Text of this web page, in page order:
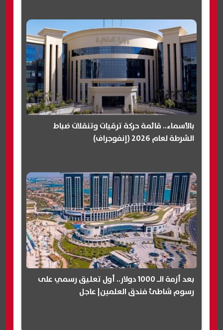
بالأسماء.. قائمة حركة ترقيات وتنقلات ضباط
الشرطة لعام 2026 (إنفوجراف)
بعد أزمة الـ 1000 دولار.. أول تعليق رسمي على
رسوم شاطئ فندق العلمين| عاجل